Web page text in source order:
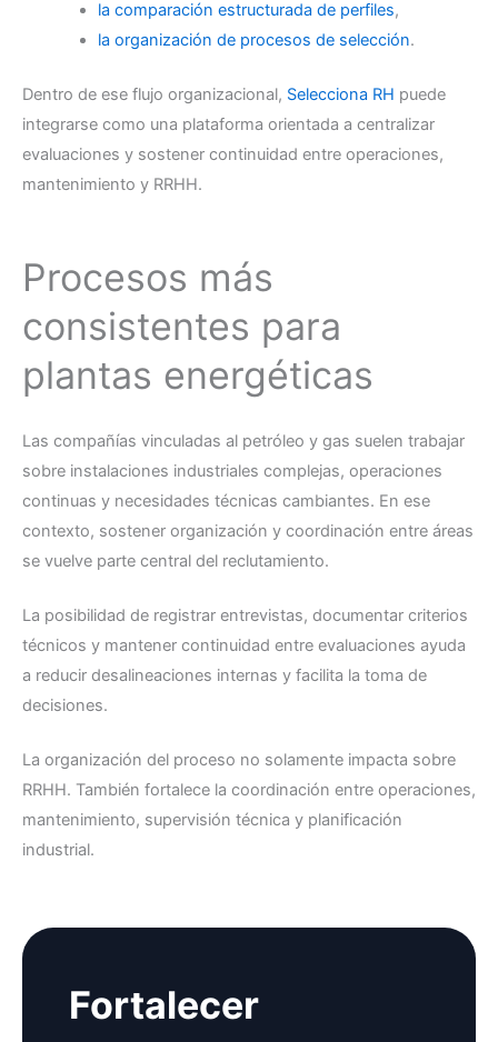
la comparación estructurada de perfiles,
la organización de procesos de selección.
Dentro de ese flujo organizacional, Selecciona RH puede
integrarse como una plataforma orientada a centralizar
evaluaciones y sostener continuidad entre operaciones,
mantenimiento y RRHH.
Procesos más
consistentes para
plantas energéticas
Las compañías vinculadas al petróleo y gas suelen trabajar
sobre instalaciones industriales complejas, operaciones
continuas y necesidades técnicas cambiantes. En ese
contexto, sostener organización y coordinación entre áreas
se vuelve parte central del reclutamiento.
La posibilidad de registrar entrevistas, documentar criterios
técnicos y mantener continuidad entre evaluaciones ayuda
a reducir desalineaciones internas y facilita la toma de
decisiones.
La organización del proceso no solamente impacta sobre
RRHH. También fortalece la coordinación entre operaciones,
mantenimiento, supervisión técnica y planificación
industrial.
Fortalecer